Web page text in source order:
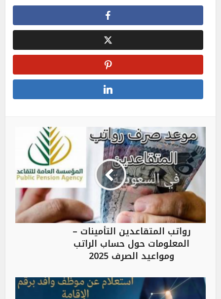
رواتب المتقاعدين التأمينات –
المعلومات حول حساب الراتب
ومواعيد الصرف 2025